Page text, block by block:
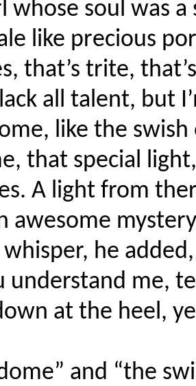
whose soul was
like precious
that’s trite,
all talent, but
like the
that special
A light from
awesome
he
me,
at the heel,
and “the